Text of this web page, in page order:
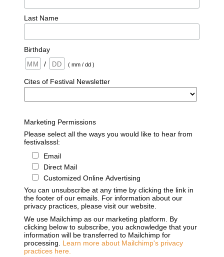
Last Name
Birthday
/
( mm / dd )
Cites of Festival Newsletter
Marketing Permissions
Please select all the ways you would like to hear from
festivalsssl:
Email
Direct Mail
Customized Online Advertising
You can unsubscribe at any time by clicking the link in
the footer of our emails. For information about our
privacy practices, please visit our website.
We use Mailchimp as our marketing platform. By
clicking below to subscribe, you acknowledge that your
information will be transferred to Mailchimp for
processing. Learn more about Mailchimp's privacy
practices here.